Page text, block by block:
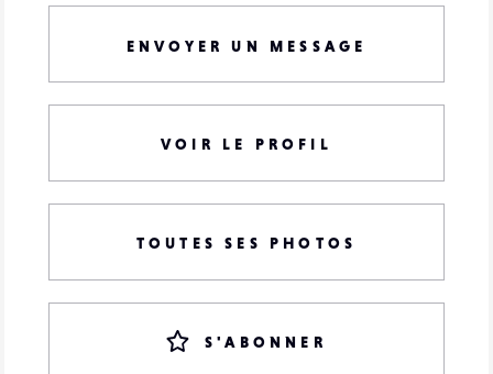
ENVOYER UN MESSAGE
VOIR LE PROFIL
TOUTES SES PHOTOS
S'ABONNER